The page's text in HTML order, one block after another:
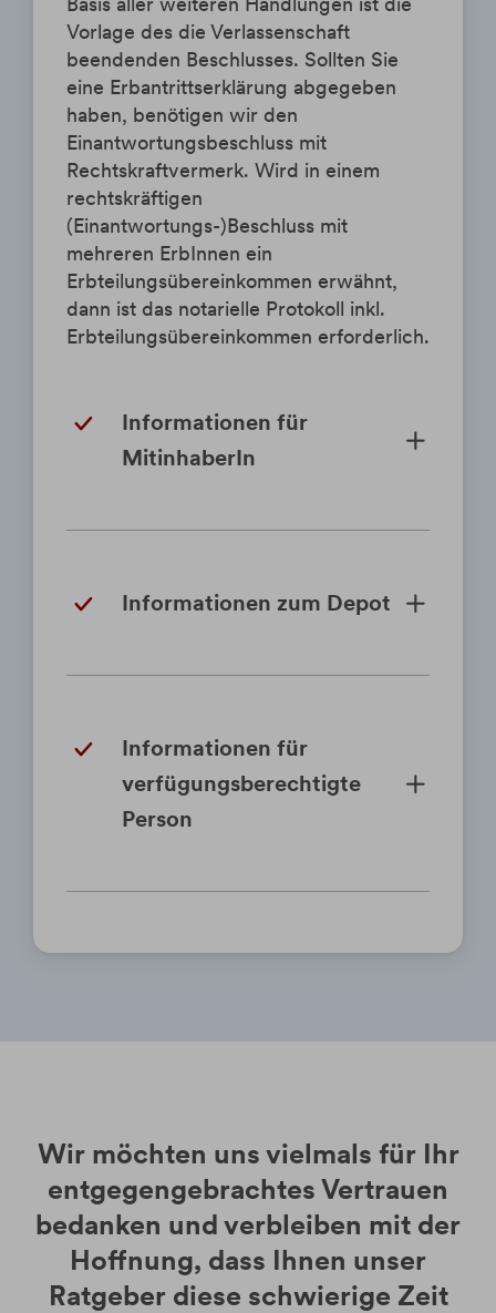
Vorlage des die Verlassenschaft
beendenden Beschlusses. Sollten Sie
eine Erbantrittserklärung abgegeben
haben, benötigen wir den
Einantwortungsbeschluss mit
Rechtskraftvermerk. Wird in einem
rechtskräftigen
(Einantwortungs-)Beschluss mit
mehreren ErbInnen ein
Erbteilungsübereinkommen erwähnt,
dann ist das notarielle Protokoll inkl.
Erbteilungsübereinkommen erforderlich.
Informationen für
MitinhaberIn
Informationen zum Depot
Informationen für
verfügungsberechtigte
Person
Wir möchten uns vielmals für Ihr
entgegengebrachtes Vertrauen
bedanken und verbleiben mit der
Hoffnung, dass Ihnen unser
Ratgeber diese schwierige Zeit